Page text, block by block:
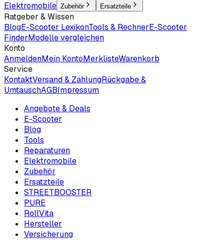
Elektromobile Zubehör Ersatzteile
Ratgeber & Wissen
BlogE-Scooter LexikonTools & RechnerE-Scooter
FinderModelle vergleichen
Konto
AnmeldenMein KontoMerklisteWarenkorb
Service
KontaktVersand & ZahlungRückgabe &
UmtauschAGBImpressum
Angebote & Deals
E-Scooter
Blog
Tools
Reparaturen
Elektromobile
Zubehör
Ersatzteile
STREETBOOSTER
PURE
RollVita
Hersteller
Versicherung